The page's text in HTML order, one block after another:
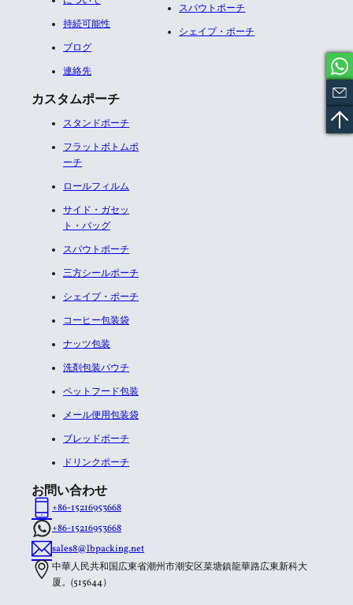
持続可能性
ブログ
連絡先
スパウトポーチ
シェイプ・ポーチ
カスタムポーチ
スタンドポーチ
フラットボトムポ
ーチ
ロールフィルム
サイド・ガセッ
ト・バッグ
スパウトポーチ
三方シールポーチ
シェイプ・ポーチ
コーヒー包装袋
ナッツ包装
洗剤包装パウチ
ペットフード包装
メール便用包装袋
ブレッドポーチ
ドリンクポーチ
お問い合わせ
+86-15216953668
+86-15216953668
sales8@lbpacking.net
中華人民共和国広東省潮州市潮安区菜塘鎮龍華路広東新科大
厦。(515644）